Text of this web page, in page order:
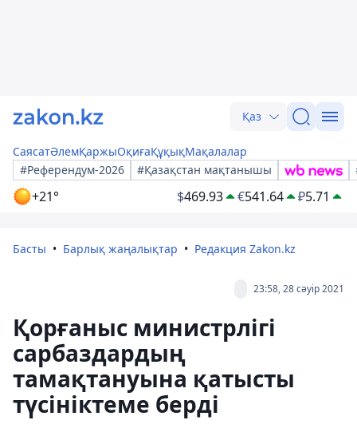
Қаз
СаясатӘлемҚаржыОқиғаҚұқықМақалалар
#Референдум-2026
#Қазақстан мақтанышы
+21° $469.93 €541.64 ₽5.71
Басты Барлық жаңалықтар Редакция Zakon.kz
23:58, 28 сәуір 2021
Қорғаныс министрлігі
сарбаздардың
тамақтануына қатысты
түсініктеме берді